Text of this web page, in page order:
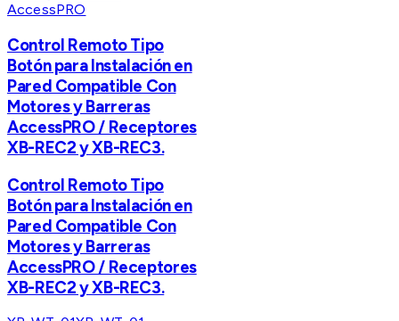
AccessPRO
Control Remoto Tipo
Botón para Instalación en
Pared Compatible Con
Motores y Barreras
AccessPRO / Receptores
XB-REC2 y XB-REC3.
Control Remoto Tipo
Botón para Instalación en
Pared Compatible Con
Motores y Barreras
AccessPRO / Receptores
XB-REC2 y XB-REC3.